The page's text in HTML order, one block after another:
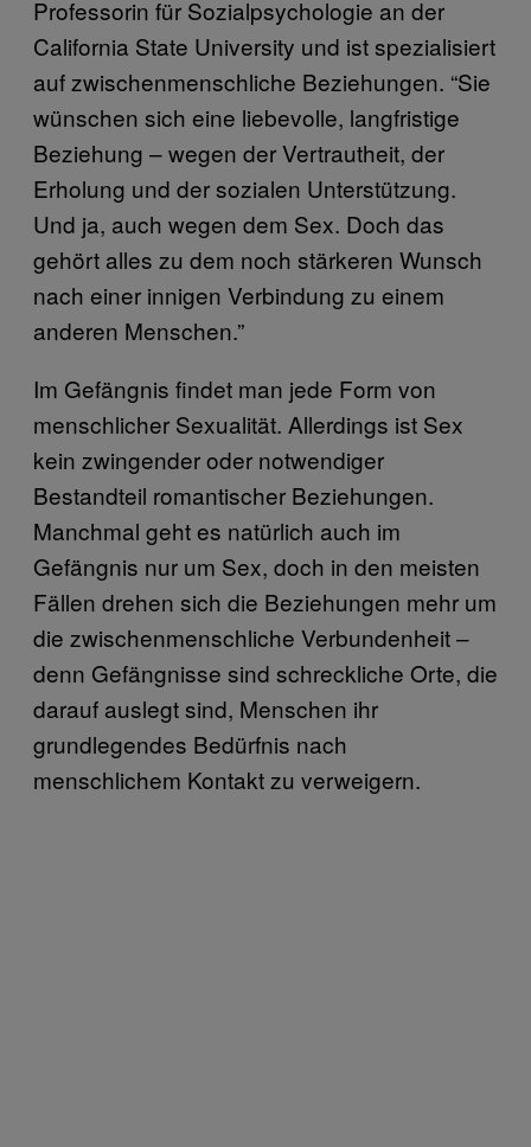
Professorin für Sozialpsychologie an der
California State University und ist spezialisiert
auf zwischenmenschliche Beziehungen. “Sie
wünschen sich eine liebevolle, langfristige
Beziehung – wegen der Vertrautheit, der
Erholung und der sozialen Unterstützung.
Und ja, auch wegen dem Sex. Doch das
gehört alles zu dem noch stärkeren Wunsch
nach einer innigen Verbindung zu einem
anderen Menschen.”
Im Gefängnis findet man jede Form von
menschlicher Sexualität. Allerdings ist Sex
kein zwingender oder notwendiger
Bestandteil romantischer Beziehungen.
Manchmal geht es natürlich auch im
Gefängnis nur um Sex, doch in den meisten
Fällen drehen sich die Beziehungen mehr um
die zwischenmenschliche Verbundenheit –
denn Gefängnisse sind schreckliche Orte, die
darauf auslegt sind, Menschen ihr
grundlegendes Bedürfnis nach
menschlichem Kontakt zu verweigern.